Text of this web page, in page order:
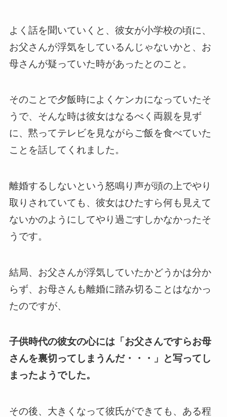
よく話を聞いていくと、彼女が小学校の頃に、
お父さんが浮気をしているんじゃないかと、お
母さんが疑っていた時があったとのこと。
そのことで夕飯時によくケンカになっていたそ
うで、そんな時は彼女はなるべく両親を見ず
に、黙ってテレビを見ながらご飯を食べていた
ことを話してくれました。
離婚するしないという怒鳴り声が頭の上でやり
取りされていても、彼女はひたすら何も見えて
ないかのようにしてやり過ごすしかなかったそ
うです。
結局、お父さんが浮気していたかどうかは分か
らず、お母さんも離婚に踏み切ることはなかっ
たのですが、
子供時代の彼女の心には「お父さんですらお母
さんを裏切ってしまうんだ・・・」と写ってし
まったようでした。
その後、大きくなって彼氏ができても、ある程